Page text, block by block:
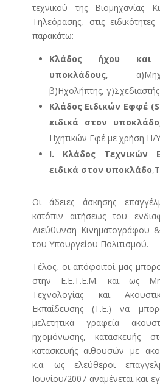
τεχνικού της Βιομηχανίας
Τηλεόρασης, στις
παρακάτω:
Κλάδος ήχου και
υποκλάδους,
β)Ηχολήπτης,
Κλάδος Ειδικών Εφφέ
ειδικά στον υποκλάδο
Ηχητικών Εφέ με χρήση Η/Υ
Ι. Κλάδος Τεχνικών
ειδικά στον υποκλάδο
Οι άδειες άσκησης
κατόπιν αιτήσεως του
Διεύθυνση Κινηματογράφου
του Υπουργείου Πολιτισμού.
Τέλος, οι απόφοιτοί μας
στην Ε.Ε.Τ.Ε.Μ. και ως
Τεχνολογίας και
Εκπαίδευσης (Τ.Ε.) να
μελετητικά γραφεία
ηχομόνωσης, κατασκευής
κατασκευής αιθουσών με
κ.α. ως ελεύθεροι
Ιουνίου/2007 αναμένεται και